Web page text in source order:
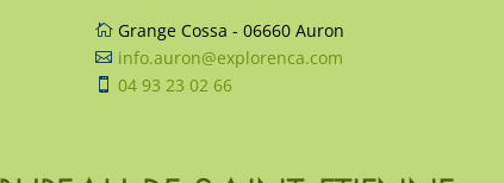
 Grange Cossa - 06660 Auron
 info.auron@explorenca.com
 04 93 23 02 66